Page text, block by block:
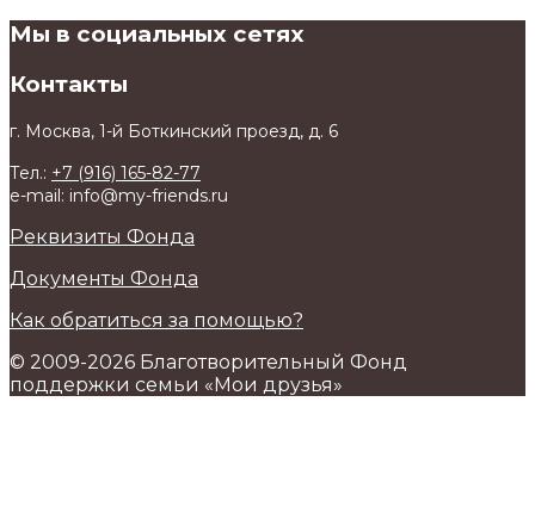
Мы в социальных сетях
Контакты
г. Москва, 1-й Боткинский проезд, д. 6
Тел.: +7 (916) 165-82-77
e-mail: info@my-friends.ru
Реквизиты Фонда
Документы Фонда
Как обратиться за помощью?
© 2009-2026 Благотворительный Фонд
поддержки семьи «Мои друзья»